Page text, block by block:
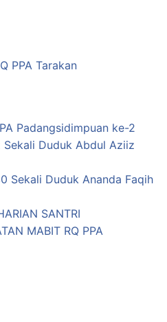
Padangsidimpuan ke-2
Sekali Duduk Abdul Aziiz
Sekali Duduk Ananda Faqih
SANTRI
MABIT RQ PPA